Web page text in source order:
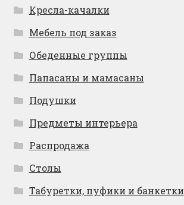
Кресла-качалки
Мебель под заказ
Обеденные группы
Папасаны и мамасаны
Подушки
Предметы интерьера
Распродажа
Столы
Табуретки, пуфики и банкетки